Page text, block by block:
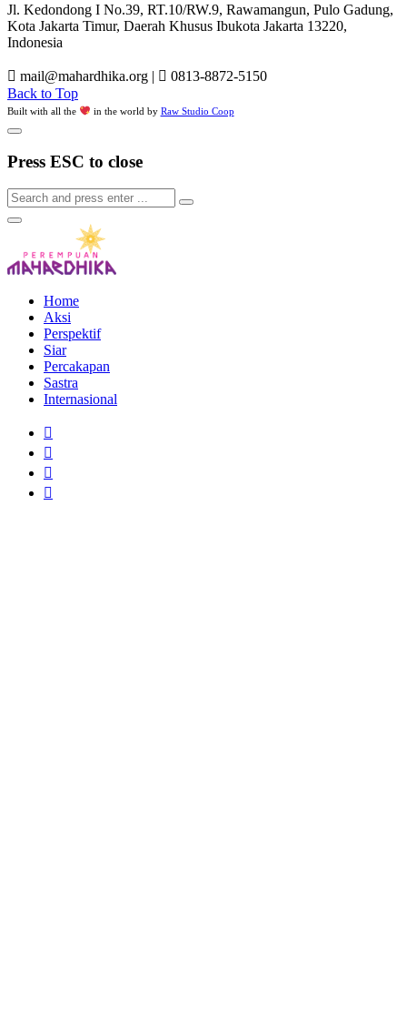
Jl. Kedondong I No.39, RT.10/RW.9, Rawamangun, Pulo Gadung,
Kota Jakarta Timur, Daerah Khusus Ibukota Jakarta 13220,
Indonesia
mail@mahardhika.org |
0813-8872-5150
Back to Top
Built with all the in the world by Raw Studio Coop
Press ESC to close
Home
Aksi
Perspektif
Siar
Percakapan
Sastra
Internasional